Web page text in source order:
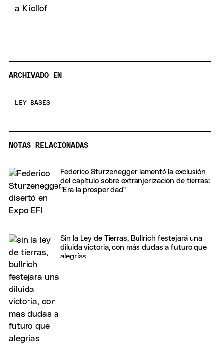
ARCHIVADO EN
LEY BASES
NOTAS RELACIONADAS
Federico Sturzenegger lamentó la exclusión
del capítulo sobre extranjerización de tierras:
"Era la prosperidad"
Sin la Ley de Tierras, Bullrich festejará una
diluida victoria, con más dudas a futuro que
alegrías